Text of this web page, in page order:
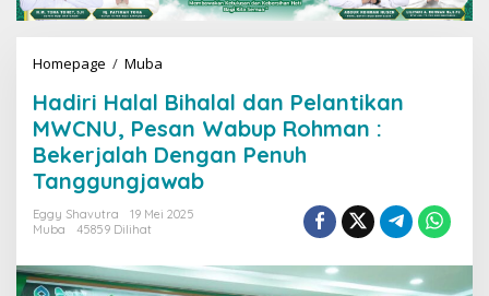
Homepage / Muba
d
i
r
i
H
B
Hadiri Halal Bihalal dan Pelantikan
MWCNU, Pesan Wabup Rohman :
Bekerjalah Dengan Penuh
Tanggungjawab
Eggy Shavutra
19 Mei 2025
Muba
45859 Dilihat